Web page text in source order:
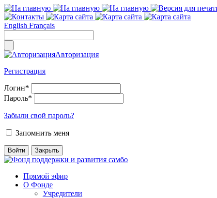
English Français
Авторизация
Регистрация
Логин*
Пароль*
Забыли свой пароль?
Запомнить меня
Прямой эфир
О Фонде
Учредители